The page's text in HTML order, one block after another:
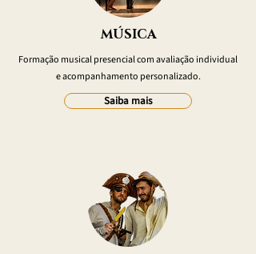
MÚSICA
Formação musical presencial com avaliação individual
e acompanhamento personalizado.
Saiba mais